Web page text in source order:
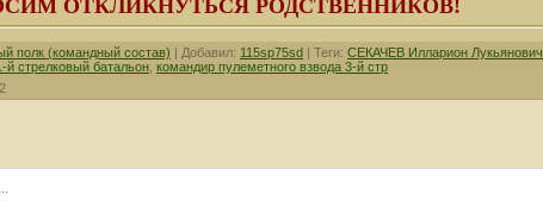
ОТКЛИКНУТЬСЯ РОДСТВЕННИКОВ!
полк (командный состав) | Добавил: 115sp75sd | Теги: СЕКАЧЕВ Илларион Лукьянович
й стрелковый батальон командир пулеметного взвода 3-й стр
2